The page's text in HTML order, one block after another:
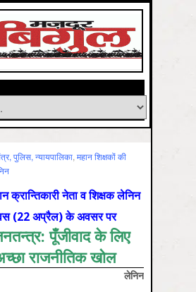
पुलिस, न्‍यायपालिका, महान शिक्षकों की
क्रान्तिकारी नेता व शिक्षक लेनिन
(22 अप्रैल) के अवसर पर
पूँजीवाद के लिए
राजनीतिक खोल
लेनिन